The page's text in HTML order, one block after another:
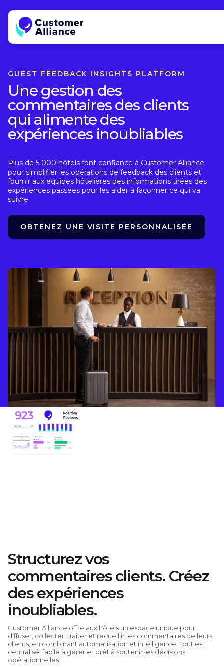
GUEST FEEDBACK INSIGHTS PLATFORM
Une gestion des
commentaires des clients
qui alimente des
expériences inoubliables
Plus de 5 000 hôtels font confiance à Customer Alliance
pour simplifier les opérations de feedback des clients et
fournir aux équipes hôtelières des informations tirées des
expériences passées pour les aider à façonner ce qui va
suivre.
OBTENEZ UNE VISITE PERSONNALISÉE
Structurez vos
commentaires clients. Créez
des expériences
inoubliables.
Customer Alliance offre aux hôtels un espace unique pour
diffuser, collecter, traiter et recueillir les commentaires de leurs
clients, en combinant automatisation et intelligence. Tout est
centralisé, facile à gérer et prêt à soutenir les décisions
opérationnelles.